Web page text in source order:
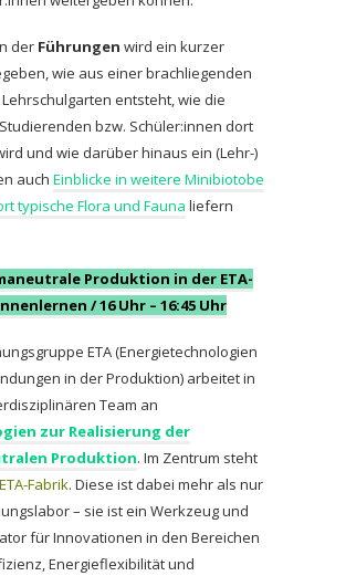
der Führungen wird ein kurzer
wie aus einer brachliegenden
entsteht, wie die
bzw. Schüler:innen dort
und wie darüber hinaus ein (Lehr-)
auch Einblicke in weitere Minibiotobe
typische Flora und Fauna liefern
Produktion in der ETA-
/ 16 Uhr – 16:45 Uhr
ETA (Energietechnologien
in der Produktion) arbeitet in
Team an
zur Realisierung der
Produktion. Im Zentrum steht
ETA-Fabrik. Diese ist dabei mehr als nur
– sie ist ein Werkzeug und
für Innovationen in den Bereichen
Energieflexibilität und